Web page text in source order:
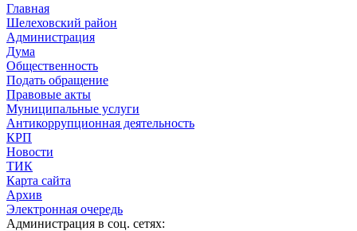
Главная
Шелеховский район
Администрация
Дума
Общественность
Подать обращение
Правовые акты
Муниципальные услуги
Антикоррупционная деятельность
КРП
Новости
ТИК
Карта сайта
Архив
Электронная очередь
Администрация в соц. сетях: